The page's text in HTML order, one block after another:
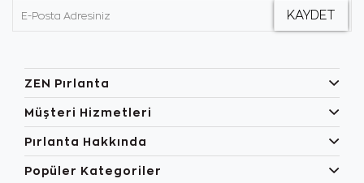
ZEN Pırlanta
Müşteri Hizmetleri
Pırlanta Hakkında
Popüler Kategoriler